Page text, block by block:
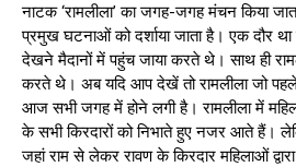
नाटक ‘रामलीला’ का जगह-जगह मंचन किया
प्रमुख घटनाओं को दर्शाया जाता है। एक दौर था
देखने मैदानों में पहुंच जाया करते थे। साथ ही
करते थे। अब यदि आप देखें तो रामलीला जो पहले
आज सभी जगह में होने लगी है। रामलीला में
के सभी किरदारों को निभाते हुए नजर आते हैं।
जहां राम से लेकर रावण के किरदार महिलाओं